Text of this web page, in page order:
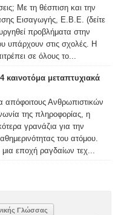
Με τη θέσπιση και την
Εισαγωγής, Ε.Β.Ε. (δείτε
προβλήματα στην
υπάρχουν στις σχολές. Η
σε όλους το...
καινοτόμα μεταπτυχιακά
απόφοιτους Ανθρωπιστικών
της πληροφορίας, η
γρανάζια για την
του ατόμου.
εποχή ραγδαίων τεχ...
Γλώσσας